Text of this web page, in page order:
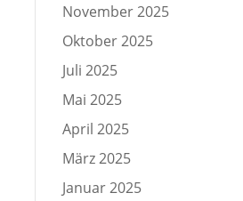
November 2025
Oktober 2025
Juli 2025
Mai 2025
April 2025
März 2025
Januar 2025